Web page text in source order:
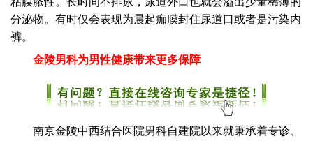
分泌物。有时仅会表现为晨起痂膜封住尿道口或者是污染内
裤。
金陵男科为男性健康带来更多保障
南京金陵中西结合医院男科自建院以来就秉承着专诊、